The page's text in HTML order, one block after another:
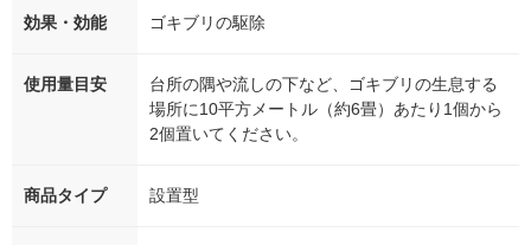
効果・効能 ゴキブリの駆除
使用量目安
台所の隅や流しの下など、ゴキブリの生息する
場所に10平方メートル（約6畳）あたり1個から
2個置いてください。
商品タイプ 設置型